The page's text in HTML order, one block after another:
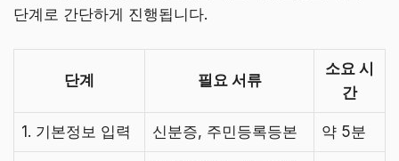
단계로 간단하게 진행됩니다.
단계 필요 서류
소요 시
간
1. 기본정보 입력 신분증, 주민등록등본 약 5분